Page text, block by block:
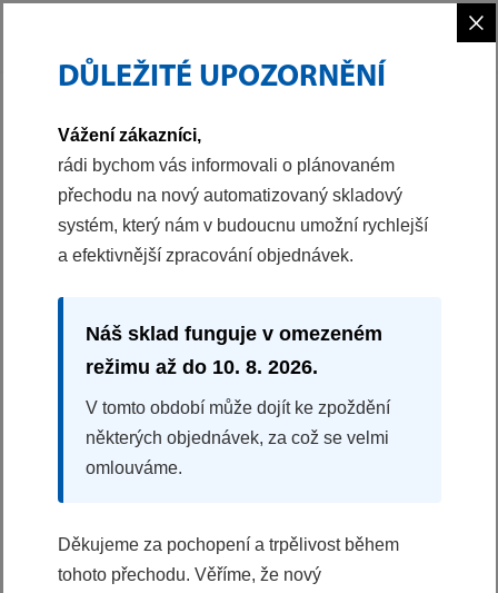
DVOUDVEŘOVÁ CHLADNIČKA S MRAZÁKEM
PT 204 DIW
Energetická třída D
Invertorový kompresor
Super Cool
LED osvětlení
Splátková kalkulačka
6990 Kč
KOUPIT
×
DŮLEŽITÉ UPOZORNĚNÍ
Vážení zákazníci,
rádi bychom vás informovali o plánovaném
přechodu na nový automatizovaný skladový
systém, který nám v budoucnu umožní rychlejší
a efektivnější zpracování objednávek.
Náš sklad funguje v omezeném
režimu až do 10. 8. 2026.
V tomto období může dojít ke zpoždění
některých objednávek, za což se velmi
omlouváme.
Děkujeme za pochopení a trpělivost během
tohoto přechodu. Věříme, že nový